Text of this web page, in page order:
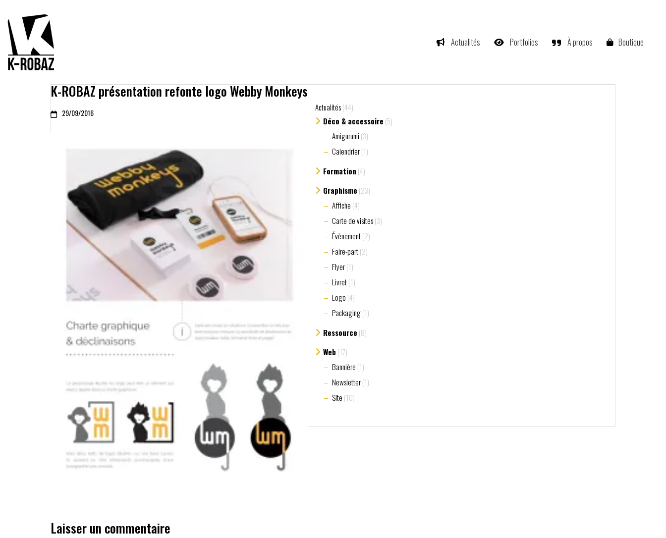
Actualités Portfolios À propos Boutique
K-ROBAZ présentation refonte logo Webby Monkeys
29/09/2016
Actualités(44)
Déco & accessoire (5)
Amigurumi (3)
Calendrier(1)
Formation (4)
Graphisme (23)
Affiche (4)
Carte de visites(3)
Évènement(2)
Faire-part(2)
Flyer(1)
Livret(1)
Logo (4)
Packaging(1)
Ressource (8)
Web (17)
Bannière (1)
Newsletter(1)
Site (10)
Laisser un commentaire